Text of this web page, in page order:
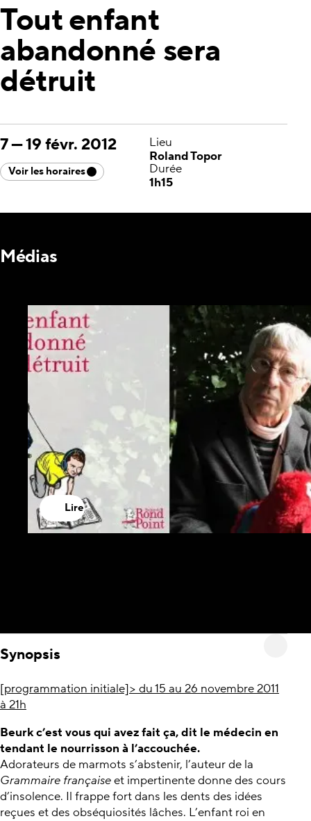
Tout enfant
abandonné sera
détruit
7—19 févr. 2012
Voir les horaires
Lieu
Roland Topor
Durée
1h15
Médias
Lire
Synopsis
[programmation initiale]> du 15 au 26 novembre 2011
à 21h
Beurk c’est vous qui avez fait ça, dit le médecin en
tendant le nourrisson à l’accouchée.
Adorateurs de marmots s’abstenir, l’auteur de la
Grammaire françaiseet impertinente donne des cours
d’insolence. Il frappe fort dans les dents des idées
reçues et des obséquiosités lâches. L’enfant roi en